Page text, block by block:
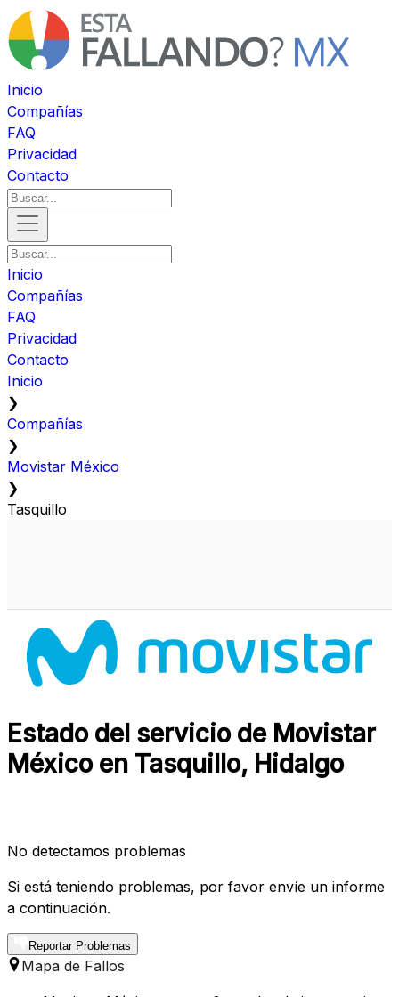
Inicio
Compañías
FAQ
Privacidad
Contacto
Inicio
Compañías
FAQ
Privacidad
Contacto
Inicio
❯
Compañías
❯
Movistar México
❯
Tasquillo
Estado del servicio de Movistar
México en Tasquillo, Hidalgo
No detectamos problemas
Si está teniendo problemas, por favor envíe un informe
a continuación.
Reportar Problemas
Mapa de Fallos